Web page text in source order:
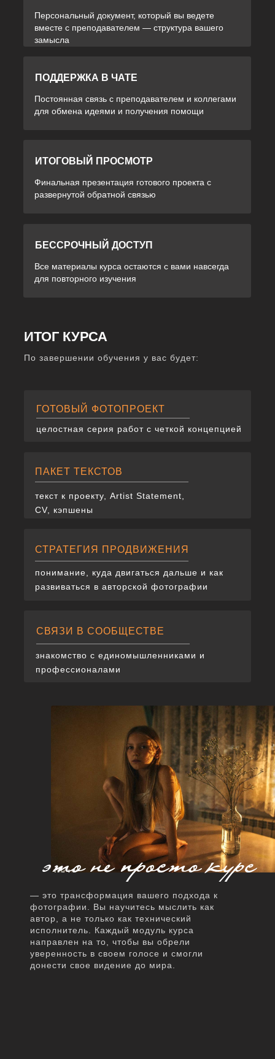
БЕССРОЧНЫЙ ДОСТУП
Все материалы курса остаются с вами навсегда
для повторного изучения
ИТОГОВЫЙ ПРОСМОТР
Финальная презентация готового проекта с
развернутой обратной связью
ПОДДЕРЖКА В ЧАТЕ
Постоянная связь с преподавателем и коллегами
для обмена идеями и получения помощи
Персональный документ, который вы ведете
вместе с преподавателем — структура вашего
замысла
ИТОГ КУРСА
По завершении обучения у вас будет:
СВЯЗИ В СООБЩЕСТВЕ
знакомство с единомышленниками и
профессионалами
СТРАТЕГИЯ ПРОДВИЖЕНИЯ
понимание, куда двигаться дальше и как
развиваться в авторской фотографии
ПАКЕТ ТЕКСТОВ
текст к проекту, Artist Statement,
CV, кэпшены
ГОТОВЫЙ ФОТОПРОЕКТ
целостная серия работ с четкой концепцией
— это трансформация вашего подхода к
фотографии. Вы научитесь мыслить как
автор, а не только как технический
исполнитель. Каждый модуль курса
направлен на то, чтобы вы обрели
уверенность в своем голосе и смогли
донести свое видение до мира.